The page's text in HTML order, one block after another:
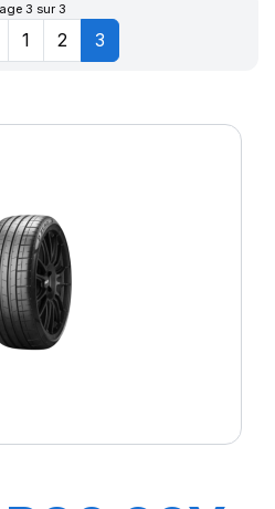
3 sur 3
1 2 3